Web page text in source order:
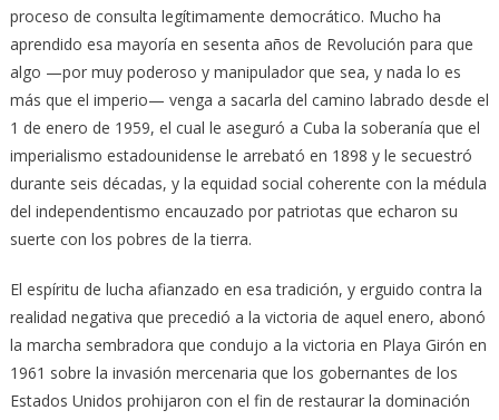
proceso de consulta legítimamente democrático. Mucho ha
aprendido esa mayoría en sesenta años de Revolución para que
algo —por muy poderoso y manipulador que sea, y nada lo es
más que el imperio— venga a sacarla del camino labrado desde el
1 de enero de 1959, el cual le aseguró a Cuba la soberanía que el
imperialismo estadounidense le arrebató en 1898 y le secuestró
durante seis décadas, y la equidad social coherente con la médula
del independentismo encauzado por patriotas que echaron su
suerte con los pobres de la tierra.
El espíritu de lucha afianzado en esa tradición, y erguido contra la
realidad negativa que precedió a la victoria de aquel enero, abonó
la marcha sembradora que condujo a la victoria en Playa Girón en
1961 sobre la invasión mercenaria que los gobernantes de los
Estados Unidos prohijaron con el fin de restaurar la dominación